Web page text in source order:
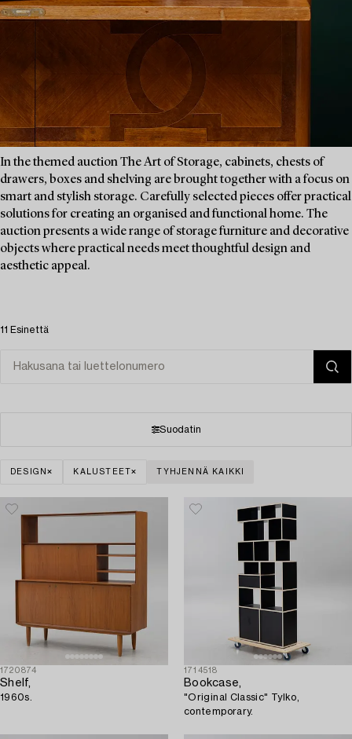
In the themed auction The Art of Storage, cabinets, chests of
drawers, boxes and shelving are brought together with a focus on
smart and stylish storage. Carefully selected pieces offer practical
solutions for creating an organised and functional home. The
auction presents a wide range of storage furniture and decorative
objects where practical needs meet thoughtful design and
aesthetic appeal.
11 Esinettä
Suodatin
DESIGN KALUSTEET TYHJENNÄ KAIKKI
1720874
Shelf,
1960s.
1714518
Bookcase,
"Original Classic" Tylko,
contemporary.